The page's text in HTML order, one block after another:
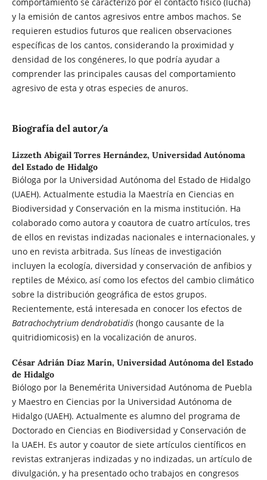
y la emisión de cantos agresivos entre ambos machos. Se
requieren estudios futuros que realicen observaciones
específicas de los cantos, considerando la proximidad y
densidad de los congéneres, lo que podría ayudar a
comprender las principales causas del comportamiento
agresivo de esta y otras especies de anuros.
Biografía del autor/a
Lizzeth Abigail Torres Hernández, Universidad Autónoma
del Estado de Hidalgo
Bióloga por la Universidad Autónoma del Estado de Hidalgo
(UAEH). Actualmente estudia la Maestría en Ciencias en
Biodiversidad y Conservación en la misma institución. Ha
colaborado como autora y coautora de cuatro artículos, tres
de ellos en revistas indizadas nacionales e internacionales, y
uno en revista arbitrada. Sus líneas de investigación
incluyen la ecología, diversidad y conservación de anfibios y
reptiles de México, así como los efectos del cambio climático
sobre la distribución geográfica de estos grupos.
Recientemente, está interesada en conocer los efectos de
Batrachochytrium dendrobatidis (hongo causante de la
quitridiomicosis) en la vocalización de anuros.
César Adrián Díaz Marín, Universidad Autónoma del Estado
de Hidalgo
Biólogo por la Benemérita Universidad Autónoma de Puebla
y Maestro en Ciencias por la Universidad Autónoma de
Hidalgo (UAEH). Actualmente es alumno del programa de
Doctorado en Ciencias en Biodiversidad y Conservación de
la UAEH. Es autor y coautor de siete artículos científicos en
revistas extranjeras indizadas y no indizadas, un artículo de
divulgación, y ha presentado ocho trabajos en congresos